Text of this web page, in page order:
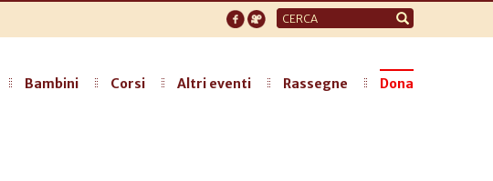
Form
di
Bambini Corsi Altri eventi Rassegne Dona